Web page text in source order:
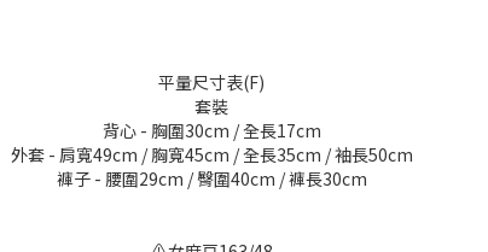
平量尺寸表(F)
套裝
背心 - 胸圍30cm / 全長17cm
外套 - 肩寬49cm / 胸寬45cm / 全長35cm / 袖長50cm
褲子 - 腰圍29cm / 臀圍40cm / 褲長30cm